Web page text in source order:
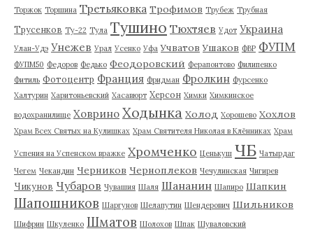
Торжок Торшина Третьяковка Трофимов Трубеж Трубная
Трусенков Ту-22 Тула Тушино Тюхтяев Удот Украина
Улан-Удэ Унежев Урал Усенко Уфа Учватов Ушаков ФВР ФУПМ
ФУПМ50 Федоров Федько Феодоровский Ферапонтово Филипенко
Фитиль Фотоцентр Франция Фридман Фролкин Фурсенко
Халтурин Харитоньевский Хасавюрт Херсон Химки Химкинское
водохранилище Ховрино Ходынка Холод Хорошево Хохлов
Храм Всех Святых на Кулишках Храм Святителя Николая в Клённиках Храм
Успения на Успенском вражке Хромченко Ценькуш ЧБ Чатырдаг
Чегем Чекандин Черников Черноплеков Чечулинская Чигирев
Чикунов Чубаров Чувашия Шаля Шананин Шапиро Шапкин
Шапошников Шаргунов Шелапутин Шендерович Шильников
Шифрин Шкуленко Шматов Шолохов Шпак Шуваловский